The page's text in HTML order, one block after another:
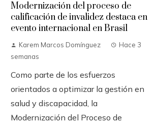
Modernización del proceso de
calificación de invalidez destaca en
evento internacional en Brasil
Karem Marcos Domínguez
Hace 3
semanas
Como parte de los esfuerzos
orientados a optimizar la gestión en
salud y discapacidad, la
Modernización del Proceso de